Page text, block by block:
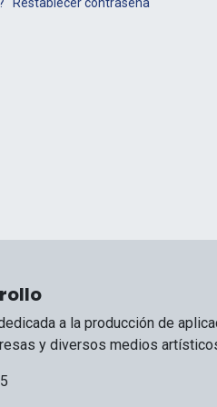
a la producción de
y diversos medios